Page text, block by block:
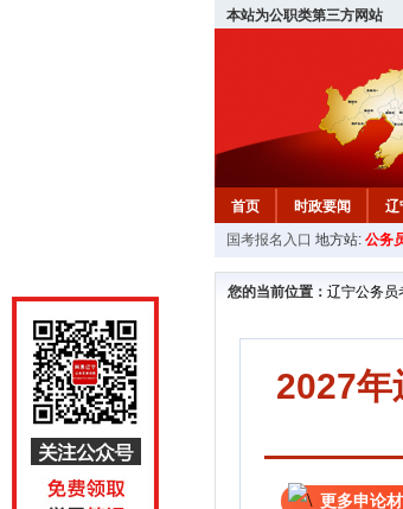
本站为公职类第三方网站
首页 时政要闻 辽
教材中心
国考报名入口 地方站: 公务
您的当前位置： 辽宁公务员
2027
更多申论